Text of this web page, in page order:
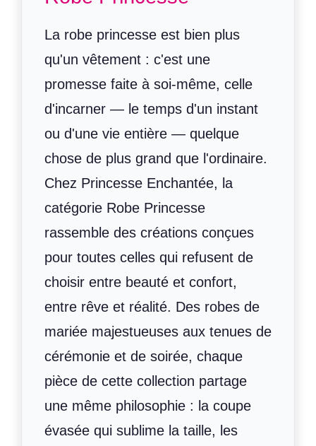
La robe princesse est bien plus
qu'un vêtement : c'est une
promesse faite à soi-même, celle
d'incarner — le temps d'un instant
ou d'une vie entière — quelque
chose de plus grand que l'ordinaire.
Chez Princesse Enchantée, la
catégorie Robe Princesse
rassemble des créations conçues
pour toutes celles qui refusent de
choisir entre beauté et confort,
entre rêve et réalité. Des robes de
mariée majestueuses aux tenues de
cérémonie et de soirée, chaque
pièce de cette collection partage
une même philosophie : la coupe
évasée qui sublime la taille, les